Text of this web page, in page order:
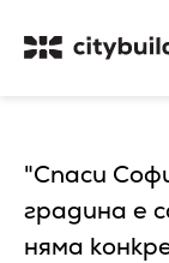
"Спаси
градина е
няма